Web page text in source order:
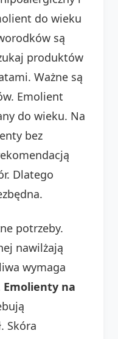
do wieku
są
produktów
Ważne są
Emolient
do wieku. Na
bez
Dlatego
potrzeby.
nawilżają
wymaga
Emolienty na
Skóra